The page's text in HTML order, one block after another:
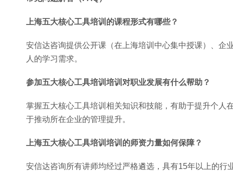
上海五大核心工具培训的课程形式有哪些？
安信达咨询提供公开课（在上海培训中心集中授课）、企
人的学习需求。
参加五大核心工具培训培训对职业发展有什么帮助？
掌握五大核心工具培训相关知识和技能，有助于提升个人
于推动所在企业的管理提升。
上海五大核心工具培训培训的师资力量如何保障？
安信达咨询所有讲师均经过严格遴选，具有15年以上的